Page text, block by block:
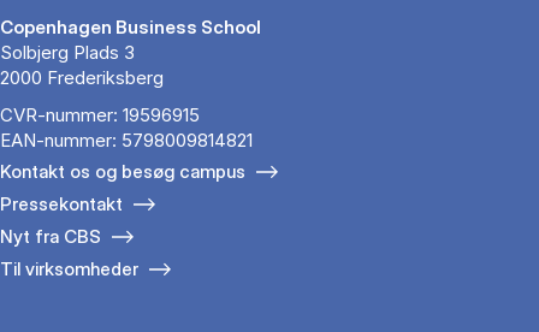
Copenhagen Business School
Solbjerg Plads 3
2000 Frederiksberg
CVR-nummer: 19596915
EAN-nummer: 5798009814821
Kontakt os og besøg campus
Pressekontakt
Nyt fra CBS
Til virksomheder